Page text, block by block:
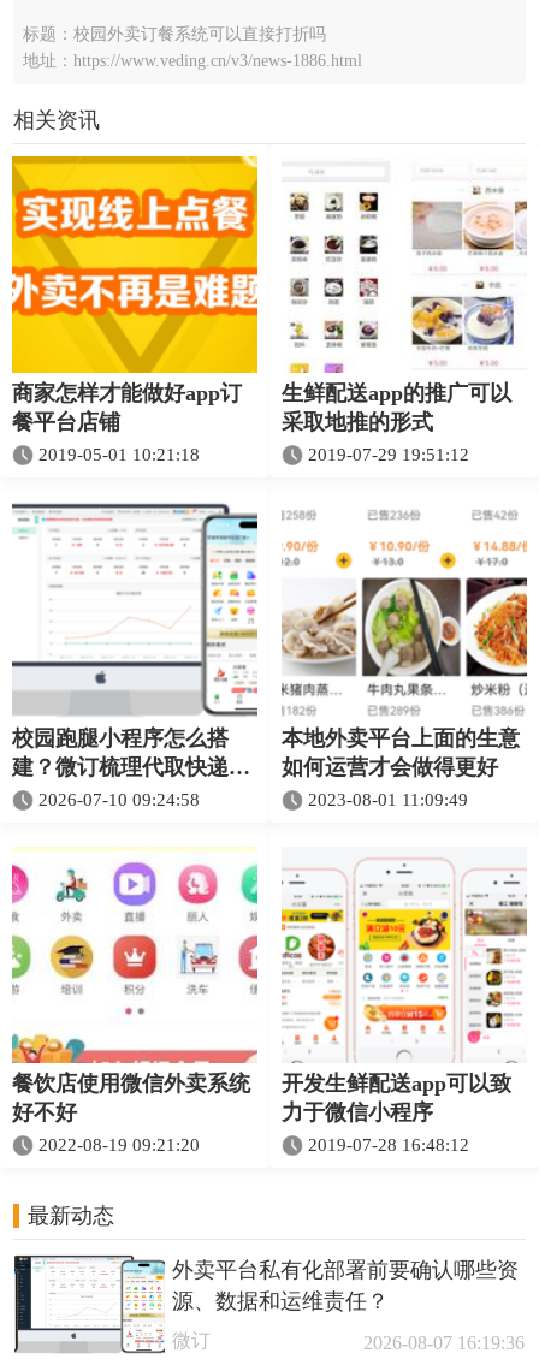
标题：校园外卖订餐系统可以直接打折吗
地址：https://www.veding.cn/v3/news-1886.html
相关资讯
商家怎样才能做好app订
餐平台店铺
2019-05-01 10:21:18
生鲜配送app的推广可以
采取地推的形式
2019-07-29 19:51:12
校园跑腿小程序怎么搭
建？微订梳理代取快递、
任务发布与校区管理
2026-07-10 09:24:58
本地外卖平台上面的生意
如何运营才会做得更好
2023-08-01 11:09:49
餐饮店使用微信外卖系统
好不好
2022-08-19 09:21:20
开发生鲜配送app可以致
力于微信小程序
2019-07-28 16:48:12
最新动态
外卖平台私有化部署前要确认哪些资
源、数据和运维责任？
微订 2026-08-07 16:19:36